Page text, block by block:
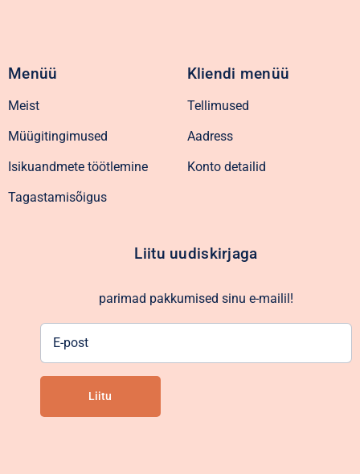
Menüü
Meist
Müügitingimused
Isikuandmete töötlemine
Tagastamisõigus
Kliendi menüü
Tellimused
Aadress
Konto detailid
Liitu uudiskirjaga
parimad pakkumised sinu e-mailil!
Liitu